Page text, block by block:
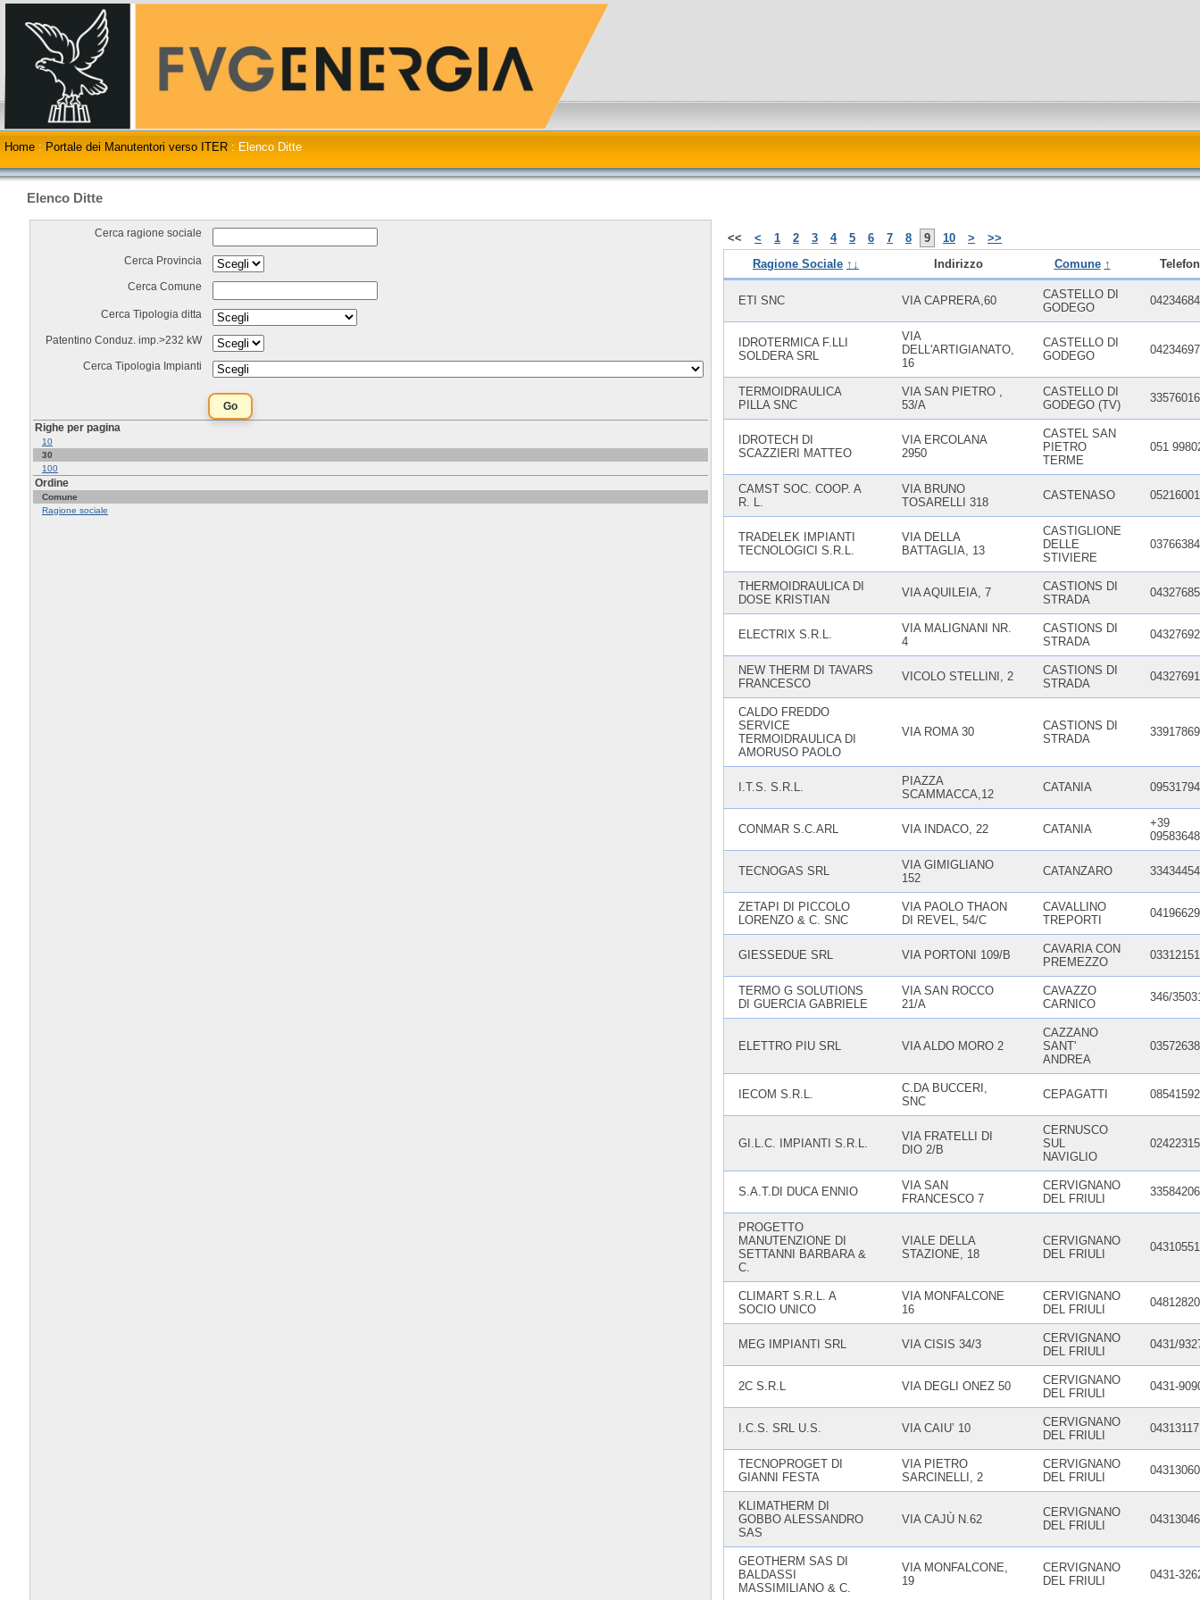
Home : Portale dei Manutentori verso ITER : Elenco Ditte
Elenco Ditte
Cerca ragione sociale
Cerca Provincia
Cerca Comune
Cerca Tipologia ditta
Patentino Conduz. imp.>232 kW
Cerca Tipologia Impianti
Righe per pagina
10
30
100
Ordine
Comune
Ragione sociale
<< < 1 2 3 4 5 6 7 8 9 10 >
>>
Ragione Sociale ↑↓ Indirizzo Comune ↑
ETI SNC VIA CAPRERA,60
CASTELLO DI
GODEGO
IDROTERMICA F.LLI
SOLDERA SRL
VIA
DELL'ARTIGIANATO,
16
CASTELLO DI
GODEGO
TERMOIDRAULICA
PILLA SNC
VIA SAN PIETRO ,
53/A
CASTELLO DI
GODEGO (TV)
IDROTECH DI
SCAZZIERI MATTEO
VIA ERCOLANA
2950
CASTEL SAN
PIETRO
TERME
051
CAMST SOC. COOP. A
R. L.
VIA BRUNO
TOSARELLI 318
CASTENASO
TRADELEK IMPIANTI
TECNOLOGICI S.R.L.
VIA DELLA
BATTAGLIA, 13
CASTIGLIONE
DELLE
STIVIERE
THERMOIDRAULICA DI
DOSE KRISTIAN
VIA AQUILEIA, 7
CASTIONS DI
STRADA
ELECTRIX S.R.L.
VIA MALIGNANI NR.
4
CASTIONS DI
STRADA
NEW THERM DI TAVARS
FRANCESCO
VICOLO STELLINI, 2
CASTIONS DI
STRADA
CALDO FREDDO
SERVICE
TERMOIDRAULICA DI
AMORUSO PAOLO
VIA ROMA 30
CASTIONS DI
STRADA
I.T.S. S.R.L.
PIAZZA
SCAMMACCA,12
CATANIA
CONMAR S.C.ARL VIA INDACO, 22 CATANIA
+39
TECNOGAS SRL
VIA GIMIGLIANO
152
CATANZARO
ZETAPI DI PICCOLO
LORENZO & C. SNC
VIA PAOLO THAON
DI REVEL, 54/C
CAVALLINO
TREPORTI
GIESSEDUE SRL VIA PORTONI 109/B
CAVARIA CON
PREMEZZO
TERMO G SOLUTIONS
DI GUERCIA GABRIELE
VIA SAN ROCCO
21/A
CAVAZZO
CARNICO
346/
ELETTRO PIU SRL VIA ALDO MORO 2
CAZZANO
SANT'
ANDREA
IECOM S.R.L.
C.DA BUCCERI,
SNC
CEPAGATTI
GI.L.C. IMPIANTI S.R.L.
VIA FRATELLI DI
DIO 2/B
CERNUSCO
SUL
NAVIGLIO
S.A.T.DI DUCA ENNIO
VIA SAN
FRANCESCO 7
CERVIGNANO
DEL FRIULI
PROGETTO
MANUTENZIONE DI
SETTANNI BARBARA &
C.
VIALE DELLA
STAZIONE, 18
CERVIGNANO
DEL FRIULI
CLIMART S.R.L. A
SOCIO UNICO
VIA MONFALCONE
16
CERVIGNANO
DEL FRIULI
MEG IMPIANTI SRL VIA CISIS 34/3
CERVIGNANO
DEL FRIULI
0431/
2C S.R.L VIA DEGLI ONEZ 50
CERVIGNANO
DEL FRIULI
0431-
I.C.S. SRL U.S. VIA CAIU’ 10
CERVIGNANO
DEL FRIULI
TECNOPROGET DI
GIANNI FESTA
VIA PIETRO
SARCINELLI, 2
CERVIGNANO
DEL FRIULI
KLIMATHERM DI
GOBBO ALESSANDRO
SAS
VIA CAJÙ N.62
CERVIGNANO
DEL FRIULI
GEOTHERM SAS DI
BALDASSI
MASSIMILIANO & C.
VIA MONFALCONE,
19
CERVIGNANO
DEL FRIULI
0431-